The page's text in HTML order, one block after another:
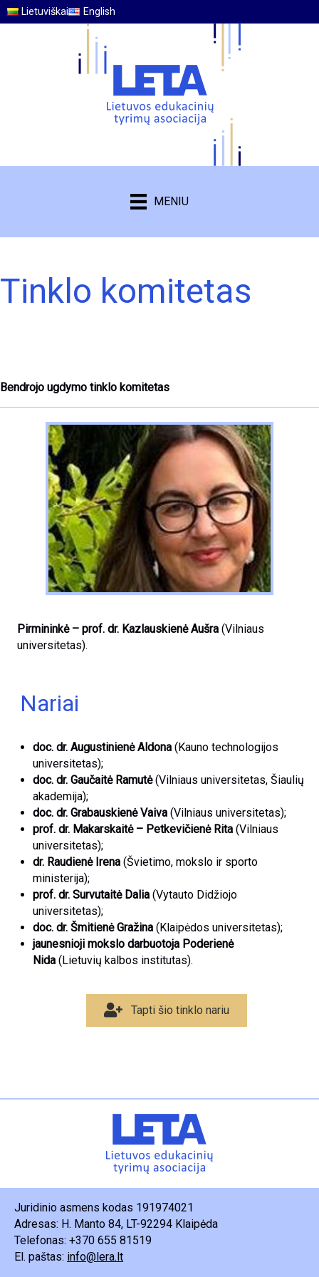
Lietuviškai English
MENIU
Tinklo komitetas
Bendrojo ugdymo tinklo komitetas
Pirmininkė – prof. dr. Kazlauskienė Aušra (Vilniaus
universitetas).
Nariai
doc. dr. Augustinienė Aldona(Kauno technologijos
universitetas);
doc. dr. Gaučaitė Ramutė(Vilniaus universitetas, Šiaulių
akademija);
doc. dr. Grabauskienė Vaiva(Vilniaus universitetas);
prof. dr. Makarskaitė – Petkevičienė Rita (Vilniaus
universitetas);
dr. Raudienė Irena(Švietimo, mokslo ir sporto
ministerija);
prof. dr. Survutaitė Dalia (Vytauto Didžiojo
universitetas);
doc. dr. Šmitienė Gražina(Klaipėdos universitetas);
jaunesnioji mokslo darbuotoja Poderienė
Nida(Lietuvių kalbos institutas).
Tapti šio tinklo nariu
Juridinio asmens kodas 191974021
Adresas: H. Manto 84, LT-92294 Klaipėda
Telefonas: +370 655 81519
El. paštas: info@lera.lt